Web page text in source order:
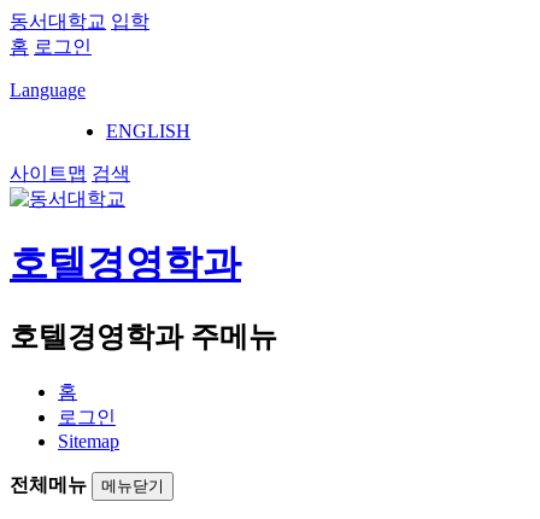
동서대학교 입학
홈 로그인
Language
ENGLISH
사이트맵 검색
호텔경영학과
호텔경영학과 주메뉴
홈
로그인
Sitemap
전체메뉴 메뉴닫기